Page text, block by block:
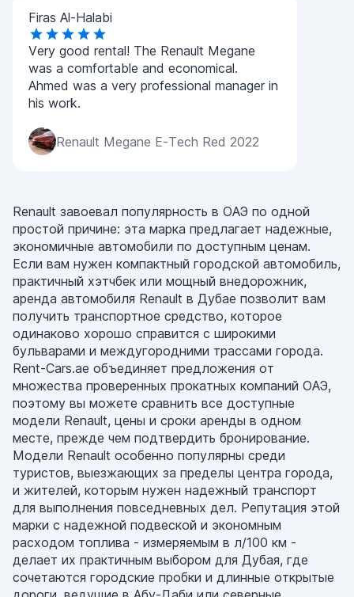
Firas Al-Halabi
Very good rental! The Renault Megane
was a comfortable and economical.
Ahmed was a very professional manager in
his work.
Renault Megane E-Tech Red 2022
Renault завоевал популярность в ОАЭ по одной
простой причине: эта марка предлагает надежные,
экономичные автомобили по доступным ценам.
Если вам нужен компактный городской автомобиль,
практичный хэтчбек или мощный внедорожник,
аренда автомобиля Renault в Дубае позволит вам
получить транспортное средство, которое
одинаково хорошо справится с широкими
бульварами и междугородними трассами города.
Rent-Cars.ae объединяет предложения от
множества проверенных прокатных компаний ОАЭ,
поэтому вы можете сравнить все доступные
модели Renault, цены и сроки аренды в одном
месте, прежде чем подтвердить бронирование.
Модели Renault особенно популярны среди
туристов, выезжающих за пределы центра города,
и жителей, которым нужен надежный транспорт
для выполнения повседневных дел. Репутация этой
марки с надежной подвеской и экономным
расходом топлива - измеряемым в л/100 км -
делает их практичным выбором для Дубая, где
сочетаются городские пробки и длинные открытые